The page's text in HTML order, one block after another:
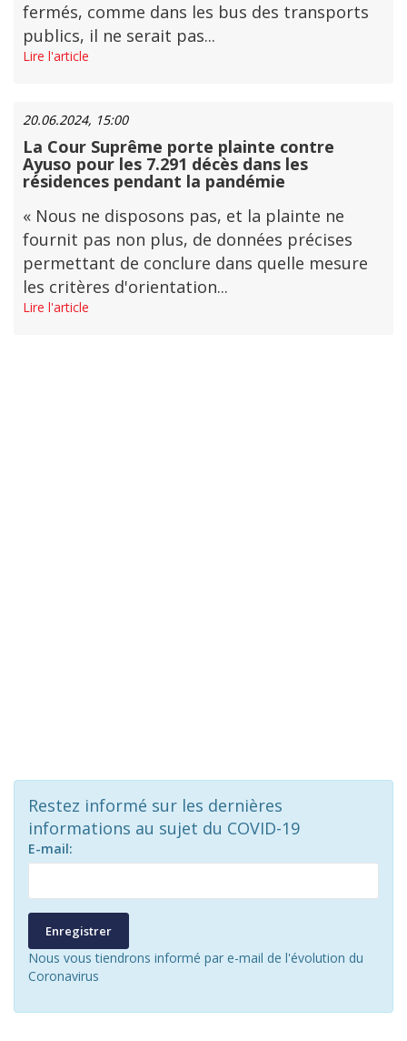
fermés, comme dans les bus des transports
publics, il ne serait pas...
Lire l'article
20.06.2024, 15:00
La Cour Suprême porte plainte contre
Ayuso pour les 7.291 décès dans les
résidences pendant la pandémie
« Nous ne disposons pas, et la plainte ne
fournit pas non plus, de données précises
permettant de conclure dans quelle mesure
les critères d'orientation...
Lire l'article
Restez informé sur les dernières
informations au sujet du COVID-19
E-mail:
Enregistrer
Nous vous tiendrons informé par e-mail de l'évolution du
Coronavirus